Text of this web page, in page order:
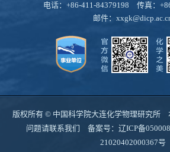
电话：+86-411-84379198 传真：
邮件：
版权所有 © 中国科学院大连化学物理研究所
问题请联系我们 备案号： 辽ICP备
21020402000367号